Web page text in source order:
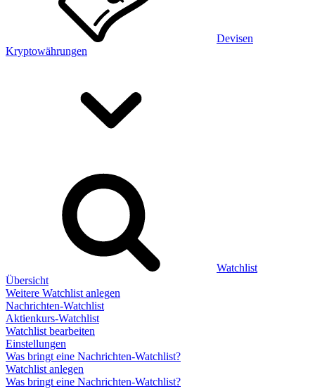
Devisen
Kryptowährungen
Watchlist
Übersicht
Weitere Watchlist anlegen
Nachrichten-Watchlist
Aktienkurs-Watchlist
Watchlist bearbeiten
Einstellungen
Was bringt eine Nachrichten-Watchlist?
Watchlist anlegen
Was bringt eine Nachrichten-Watchlist?